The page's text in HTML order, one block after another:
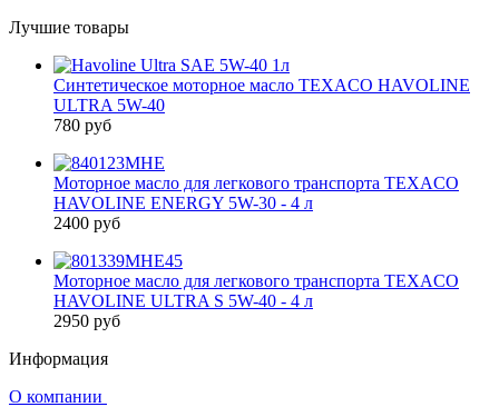
Лучшие товары
Синтетическое моторное масло TEXACO HAVOLINE
ULTRA 5W-40
780 руб
Моторное масло для легкового транспорта TEXACO
HAVOLINE ENERGY 5W-30 - 4 л
2400 руб
Моторное масло для легкового транспорта TEXACO
HAVOLINE ULTRA S 5W-40 - 4 л
2950 руб
Информация
О компании